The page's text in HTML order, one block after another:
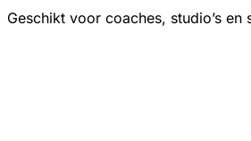
Geschikt voor coaches, studio’s en